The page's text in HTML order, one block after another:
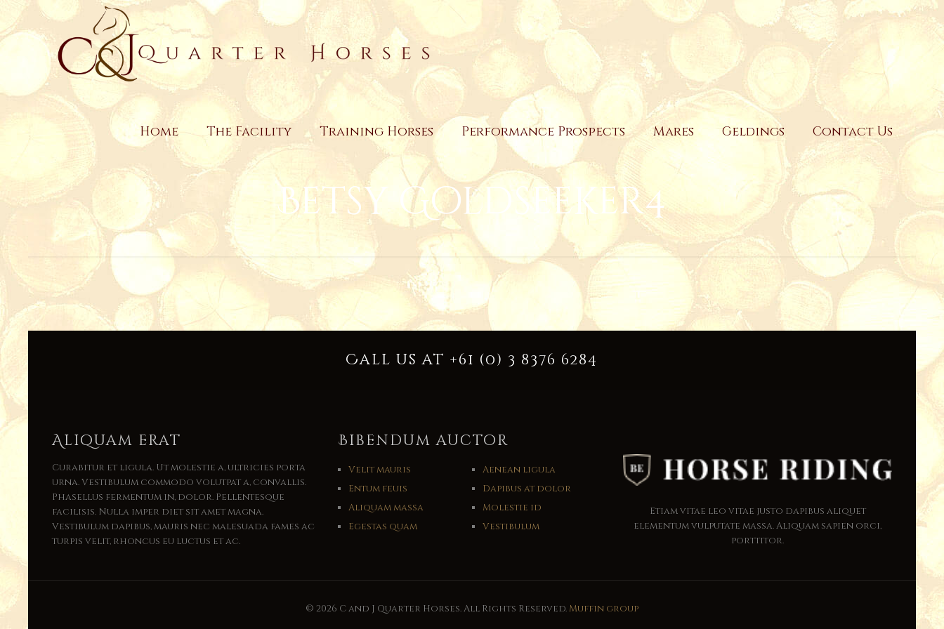
Home The Facility Training Horses Performance Prospects Mares Geldings Contact Us
Betsy Goldseeker4
Call us at +61 (0) 3 8376 6284
Aliquam erat
Curabitur et ligula. Ut molestie a, ultricies porta
urna. Vestibulum commodo volutpat a, convallis.
Phasellus fermentum in, dolor. Pellentesque
facilisis. Nulla imper diet sit amet magna.
Vestibulum dapibus, mauris nec malesuada fames ac
turpis velit, rhoncus eu luctus et ac.
Bibendum auctor
Velit mauris
Entum feuis
Aliquam massa
Egestas quam
Aenean ligula
Dapibus at dolor
Molestie id
Vestibulum
Etiam vitae leo vitae justo dapibus aliquet
elementum vulputate massa. Aliquam sapien orci,
porttitor.
© 2026 C and J Quarter Horses. All Rights Reserved. Muffin group